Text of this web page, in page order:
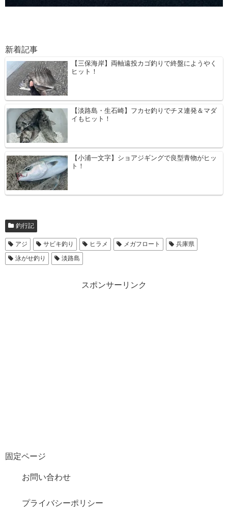
新着記事
【三保海岸】両軸遠投カゴ釣りで終盤にようやく
ヒット！
【淡路島・生石崎】フカセ釣りでチヌ連発＆マダ
イもヒット！
【小浦一文字】ショアジギングで良型青物がヒッ
ト！
釣行記
アジ サビキ釣り ヒラメ メガフロート
兵庫県
泳がせ釣り
淡路島
スポンサーリンク
固定ページ
お問い合わせ
プライバシーポリシー